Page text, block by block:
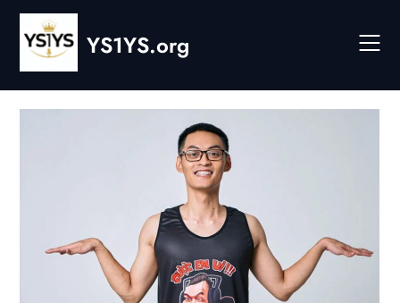
Skip
content
YS1YS.org